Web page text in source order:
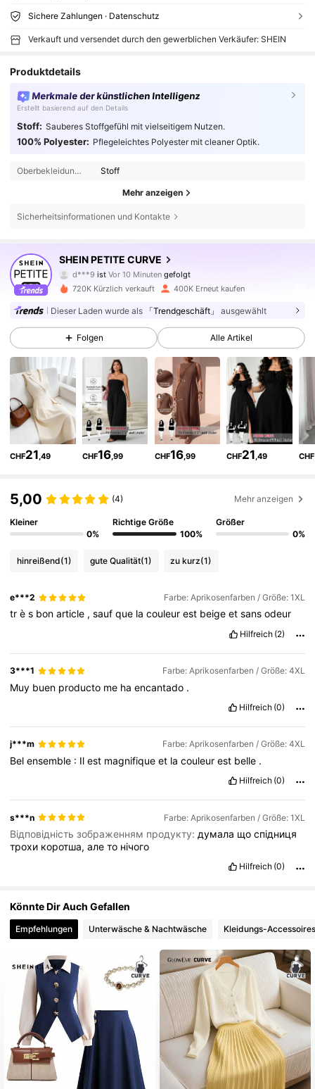
Sichere Zahlungen · Datenschutz
Verkauft und versendet durch den gewerblichen Verkäufer: SHEIN
Produktdetails
Merkmale der künstlichen Intelligenz
Erstellt basierend auf den Details
Stoff: Sauberes Stoffgefühl mit vielseitigem Nutzen.
100% Polyester: Pflegeleichtes Polyester mit cleaner Optik.
Ober­be­klei­dung Material: Stoff
Mehr anzeigen
Sicherheitsinformationen und Kontakte
SHEIN PETITE CURVE
4,74 240K Follower
d***9 ist Vor 10 Minuten gefolgt
b***eist am Durchsuchen
4,74
240K Follower
4,74 240K Follower
4,74 240K Follower
4,74 240K Follower
240K Follower
4,74 240K Follower
4,74
720K Kürzlich verkauft 400K Erneut kaufen
Dieser Laden wurde als 「Trendgeschäft」 ausgewählt
Folgen Alle Artikel
CHF21 ,49 CHF16 ,99 CHF16,99 CHF21 ,49 CHF
5,00 (4) Mehr anzeigen
Kleiner
0%
Richtige Größe
100%
Größer
0%
hinreißend(1) gute Qualität(1) zu kurz(1)
e***2 Farbe: Aprikosenfarben / Größe: 1XL
très bonarticle ,saufque lacouleurest beigeetsansodeur
Hilfreich (2)
3***1 Farbe: Aprikosenfarben / Größe: 4XL
Muy buen producto me haencantado .
Hilfreich (0)
j***m Farbe: Aprikosenfarben / Größe: 4XL
Belensemble : Ilest magnifiqueet lacouleurest belle .
Hilfreich (0)
s***n Farbe: Aprikosenfarben / Größe: 1XL
Відповідність зображенням продукту: думала щоспідниця
трохи коротша,алето нічого
Hilfreich (0)
Könnte Dir Auch Gefallen
Empfehlungen Unterwäsche & Nachtwäsche Kleidungs-Accessoires